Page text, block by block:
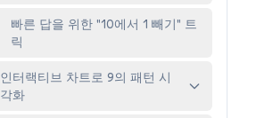
빠른 답을 위한 "10에서 1 빼기" 트
릭
인터랙티브 차트로 9의 패턴 시
각화